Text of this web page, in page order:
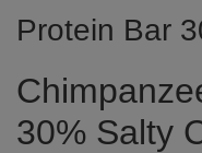
Protein Bar
30% Salty